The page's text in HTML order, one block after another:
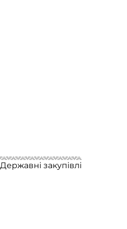
Державні закупівлі